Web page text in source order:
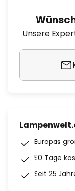
Unsere
Europas
50 Tage
Seit 25